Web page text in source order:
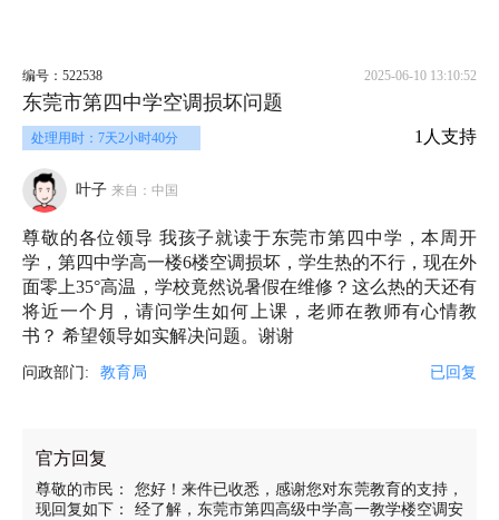
编号：522538 2025-06-10 13:10:52
东莞市第四中学空调损坏问题
处理用时：7天2小时40分 1人支持
叶子 来自：中国
尊敬的各位领导 我孩子就读于东莞市第四中学，本周开
学，第四中学高一楼6楼空调损坏，学生热的不行，现在外
面零上35°高温，学校竟然说暑假在维修？这么热的天还有
将近一个月，请问学生如何上课，老师在教师有心情教
书？ 希望领导如实解决问题。谢谢
问政部门: 教育局 已回复
官方回复
尊敬的市民： 您好！来件已收悉，感谢您对东莞教育的支持，
现回复如下： 经了解，东莞市第四高级中学高一教学楼空调安